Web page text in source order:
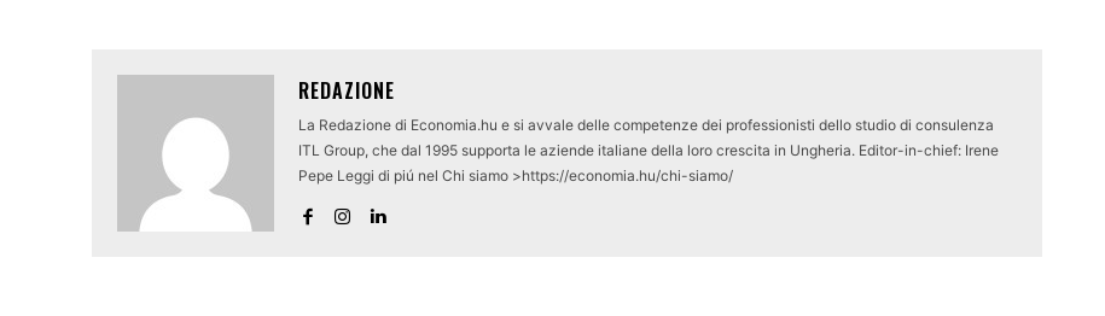
REDAZIONE
La Redazione di Economia.hu e si avvale delle competenze dei professionisti dello studio di consulenza
ITL Group, che dal 1995 supporta le aziende italiane della loro crescita in Ungheria. Editor-in-chief: Irene
Pepe Leggi di piú nel Chi siamo >https://economia.hu/chi-siamo/